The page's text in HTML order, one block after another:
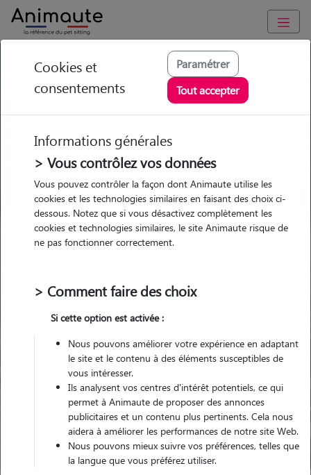
GARDE ANIMAUX à Saint-Martin-en-Bresse : Garde chien et
chat en famille ou à domicile, visites et promenades
Trouvez une garde animaux à
Saint-Martin-en-Bresse
Parmi nos 1 pet-sitters à Saint-
Martin-en-Bresse
Pour quel animal ?
Trouver mon Pet Sitter
Cookies et
consentements
Paramétrer
Tout accepter
Informations générales
> Vous contrôlez vos données
Vous pouvez contrôler la façon dont Animaute utilise les
cookies et les technologies similaires en faisant des choix ci-
dessous. Notez que si vous désactivez complètement les
cookies et technologies similaires, le site Animaute risque de
ne pas fonctionner correctement.
> Comment faire des choix
Si cette option est activée :
Nous pouvons améliorer votre expérience en adaptant
le site et le contenu à des éléments susceptibles de
vous intéresser.
Ils analysent vos centres d'intérêt potentiels, ce qui
permet à Animaute de proposer des annonces
publicitaires et un contenu plus pertinents. Cela nous
aidera à améliorer les performances de notre site Web.
Nous pouvons mieux suivre vos préférences, telles que
la langue que vous préférez utiliser.